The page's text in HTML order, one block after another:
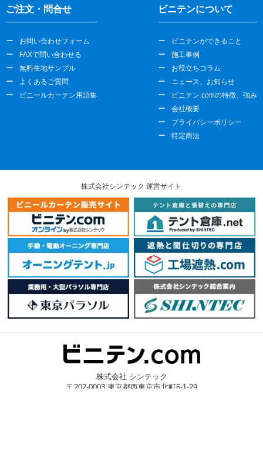
ご注文・問合せ
お問い合わせフォーム
FAXで問い合わせる
無料生地サンプル
よくあるご質問
ビニールカーテン用語集
ビニテンについて
ビニテンができること
施工事例
お役立ちコラム
ニュース、お知らせ
ビニテン.comの特徴、強み
会社概要
プライバシーポリシー
特定商法
株式会社シンテック 運営サイト
株式会社 シンテック
〒202-0003 東京都西東京市北町6-1-29